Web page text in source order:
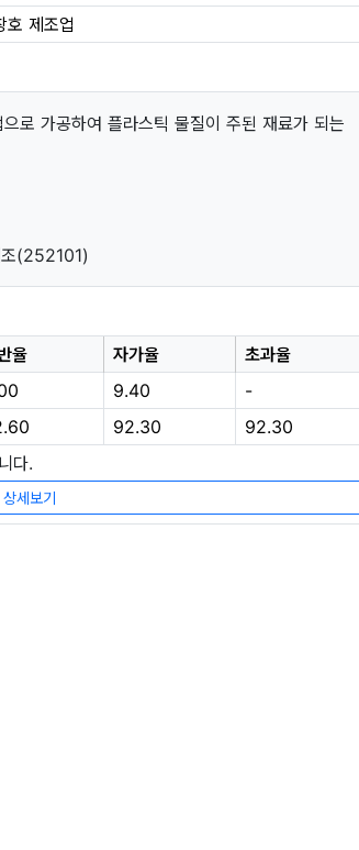
호 제조업
로 가공하여 플라스틱 물질이 주된 재료가 되는
조(252101)
율 자가율
초과율
9.40
-
92.30
92.30
다.
세보기